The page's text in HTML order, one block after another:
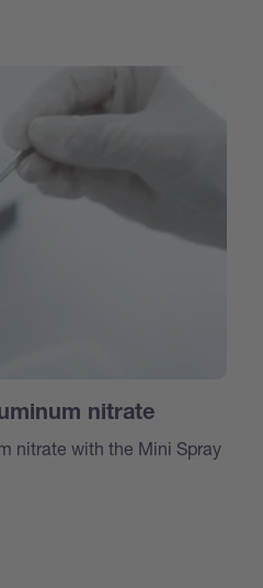
nitrate
nitrate with the Mini Spray